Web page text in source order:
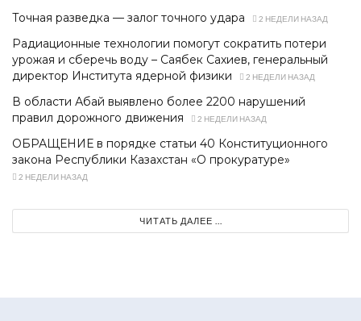
Точная разведка — залог точного удара 2 НЕДЕЛИ НАЗАД
Радиационные технологии помогут сократить потери
урожая и сберечь воду – Саябек Сахиев, генеральный
директор Института ядерной физики
2 НЕДЕЛИ НАЗАД
В области Абай выявлено более 2200 нарушений
правил дорожного движения
2 НЕДЕЛИ НАЗАД
ОБРАЩЕНИЕ в порядке статьи 40 Конституционного
закона Республики Казахстан «О прокуратуре»
2 НЕДЕЛИ НАЗАД
ЧИТАТЬ ДАЛЕЕ ...